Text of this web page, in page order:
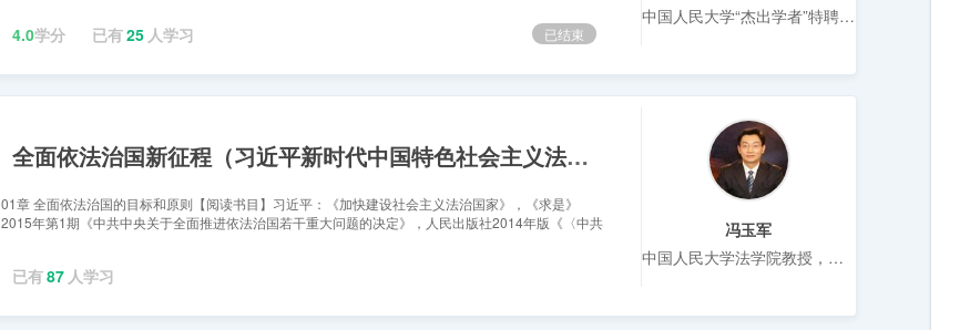
已结束
4.0学分 已有25 人学习
中国人民大学“杰出学者”特聘教授、博士生导师 教育部重点研究基地“应用统计科学研究中心”主任
全面依法治国新征程（习近平新时代中国特色社会主义法治思想述论）
01章 全面依法治国的目标和原则【阅读书目】习近平：《加快建设社会主义法治国家》，《求是》
2015年第1期《中共中央关于全面推进依法治国若干重大问题的决定》，人民出版社2014年版《〈中共
已有87 人学习
冯玉军
中国人民大学法学院教授，博士生导师，中国人民大学习近平新时代中国特色社会主义思想研究院副院长，中国人民大学党委教师工作部常务副部长